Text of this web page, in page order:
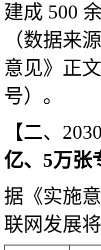
建成 500
（数据来
意见》正
号）。
【二、
亿、5万张
据《实施
联网发展